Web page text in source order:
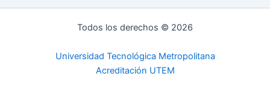
Todos los derechos © 2026
Universidad Tecnológica Metropolitana
Acreditación UTEM